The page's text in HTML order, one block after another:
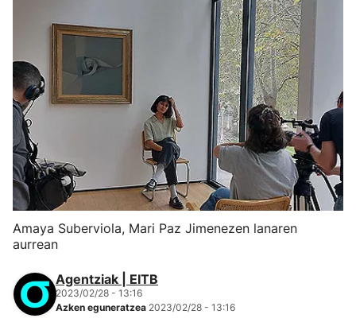
Amaya Suberviola, Mari Paz Jimenezen lanaren
aurrean
Agentziak | EITB
2023/02/28 - 13:16
Azken eguneratzea 2023/02/28 - 13:16